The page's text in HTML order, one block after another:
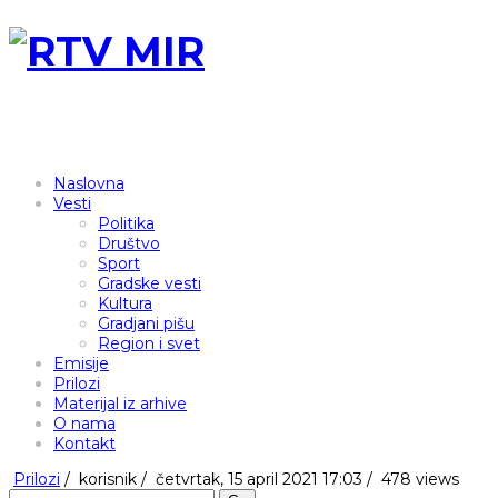
Naslovna
Vesti
Politika
Društvo
Sport
Gradske vesti
Kultura
Gradjani pišu
Region i svet
Emisije
Prilozi
Materijal iz arhive
O nama
Kontakt
Prilozi / korisnik / četvrtak, 15 april 2021 17:03 / 478 views